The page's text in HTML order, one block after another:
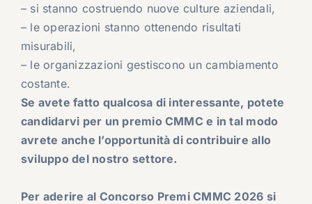
– si stanno costruendo nuove culture aziendali,
– le operazioni stanno ottenendo risultati
misurabili,
– le organizzazioni gestiscono un cambiamento
costante.
Se avete fatto qualcosa di interessante, potete
candidarvi per un premio CMMC e in tal modo
avrete anche l’opportunità di contribuire allo
sviluppo del nostro settore.
Per aderire al Concorso Premi CMMC 2026 si